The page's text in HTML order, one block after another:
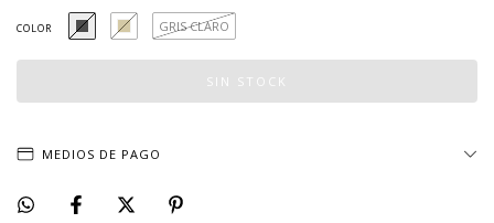
COLOR GRIS CLARO
MEDIOS DE PAGO